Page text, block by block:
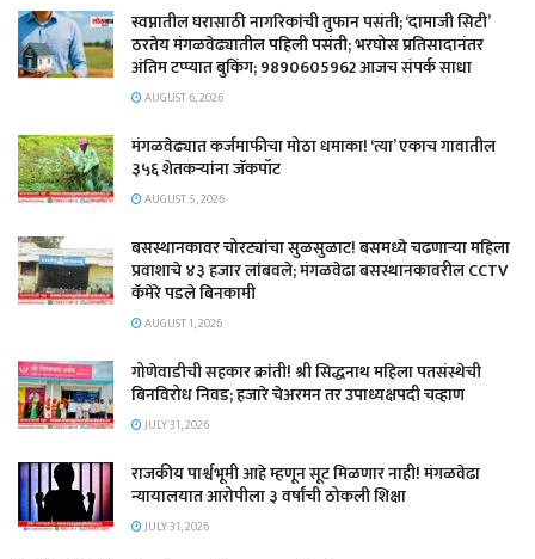
स्वप्नातील घरासाठी नागरिकांची तुफान पसंती; ‘दामाजी सिटी’
ठरतेय मंगळवेढ्यातील पहिली पसंती; भरघोस प्रतिसादानंतर
अंतिम टप्प्यात बुकिंग; 9890605962 आजच संपर्क साधा
AUGUST 6, 2026
मंगळवेढ्यात कर्जमाफीचा मोठा धमाका! ‘त्या’ एकाच गावातील
३५६ शेतकऱ्यांना जॅकपॉट
AUGUST 5, 2026
बसस्थानकावर चोरट्यांचा सुळसुळाट! बसमध्ये चढणाऱ्या महिला
प्रवाशाचे ४३ हजार लांबवले; मंगळवेढा बसस्थानकावरील CCTV
कॅमेरे पडले बिनकामी
AUGUST 1, 2026
गोणेवाडीची सहकार क्रांती! श्री सिद्धनाथ महिला पतसंस्थेची
बिनविरोध निवड; हजारे चेअरमन तर उपाध्यक्षपदी चव्हाण
JULY 31, 2026
राजकीय पार्श्वभूमी आहे म्हणून सूट मिळणार नाही! मंगळवेढा
न्यायालयात आरोपीला ३ वर्षांची ठोकली शिक्षा
JULY 31, 2026